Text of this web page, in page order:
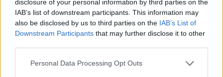
disclosure of your personal information by third parties on the
IAB’s list of downstream participants. This information may
also be disclosed by us to third parties on the IAB’s List of
Downstream Participants that may further disclose it to other
Please note that this website/app uses one or more Google
Personal Data Processing Opt Outs
L’esponente dell’opposizione ha sottolineato
che la proposta di legge ha seguito un iter
completo, che non ci sono vizi di forma che ne
precludano l’approvazione.
L’onorevole Annamaria Busia (Misto) ha